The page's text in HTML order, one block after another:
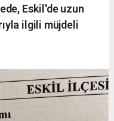
Eskil'de uzun
ilgili müjdeli